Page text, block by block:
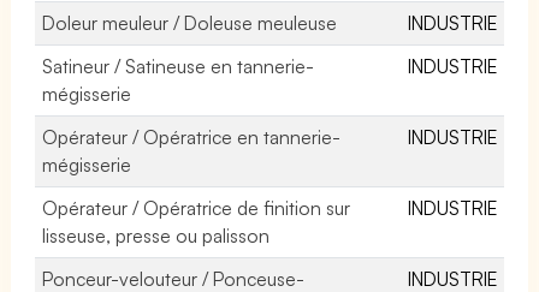
Doleur meuleur / Doleuse meuleuse
INDUSTRIE
Satineur / Satineuse en tannerie-
mégisserie
INDUSTRIE
Opérateur / Opératrice en tannerie-
mégisserie
INDUSTRIE
Opérateur / Opératrice de finition sur
lisseuse, presse ou palisson
INDUSTRIE
Ponceur-velouteur / Ponceuse-
INDUSTRIE